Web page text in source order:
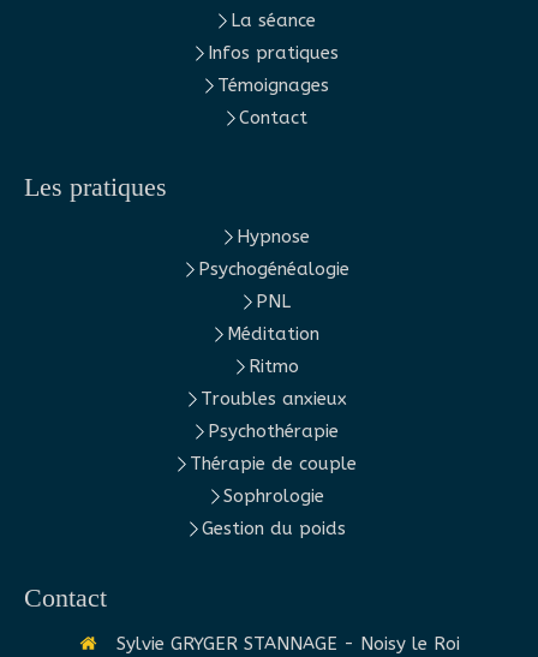
La séance
Infos pratiques
Témoignages
Contact
Les pratiques
Hypnose
Psychogénéalogie
PNL
Méditation
Ritmo
Troubles anxieux
Psychothérapie
Thérapie de couple
Sophrologie
Gestion du poids
Contact
Sylvie GRYGER STANNAGE - Noisy le Roi